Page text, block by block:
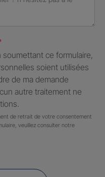
ce formulaire,
soient utilisées
de ma demande
autre traitement ne
de retrait de votre consentement
veuillez consulter notre